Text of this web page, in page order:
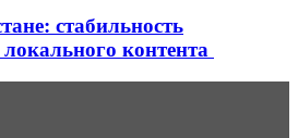
стабильность
контента